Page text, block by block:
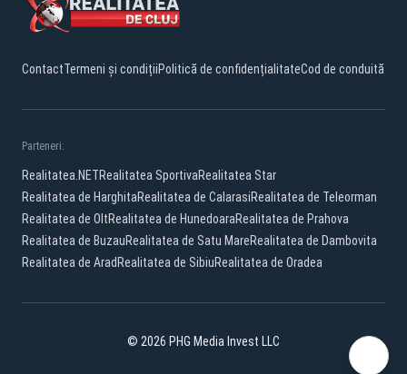
ContactTermeni și condițiiPolitică de confidențialitateCod de conduită
Parteneri:
Realitatea.NETRealitatea SportivaRealitatea Star
Realitatea de HarghitaRealitatea de CalarasiRealitatea de Teleorman
Realitatea de OltRealitatea de HunedoaraRealitatea de Prahova
Realitatea de BuzauRealitatea de Satu MareRealitatea de Dambovita
Realitatea de Arad Realitatea de SibiuRealitatea de Oradea
© 2026 PHG Media Invest LLC